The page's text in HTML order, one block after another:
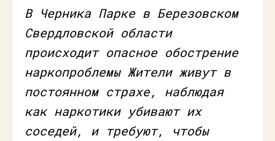
В Черника Парке в Березовском
Свердловской области
происходит опасное обострение
наркопроблемы Жители живут в
постоянном страхе, наблюдая
как наркотики убивают их
соседей, и требуют, чтобы